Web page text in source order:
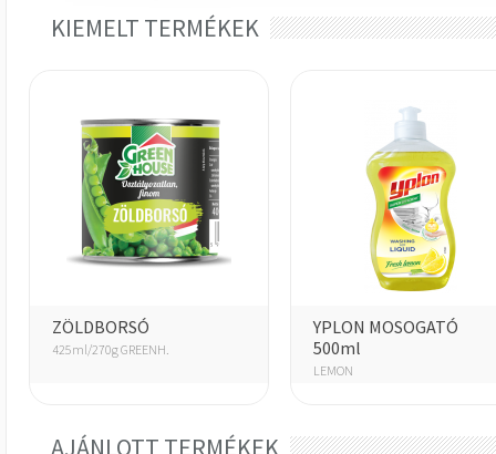
KIEMELT TERMÉKEK
ZÖLDBORSÓ
425ml/270g GREENH.
YPLON MOSOGATÓ
500ml
LEMON
AJÁNLOTT TERMÉKEK